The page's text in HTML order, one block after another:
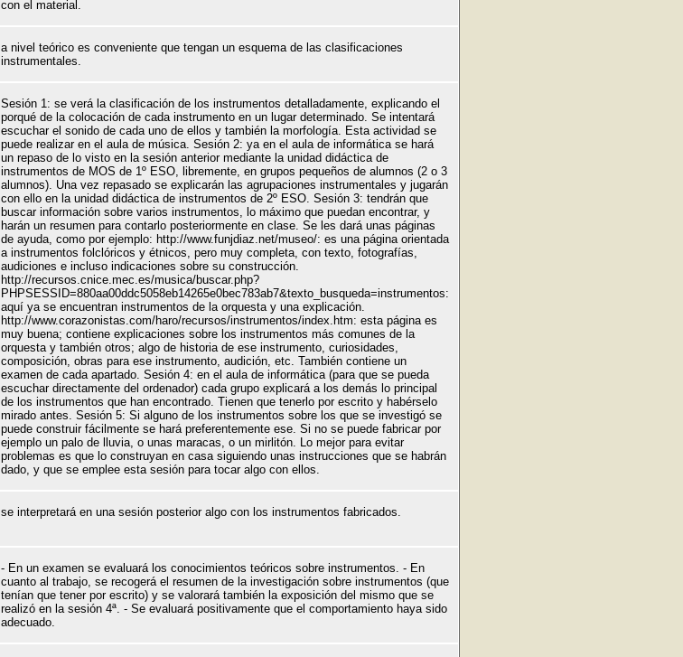
con el material.
a nivel teórico es conveniente que tengan un esquema de las clasificaciones
instrumentales.
Sesión 1: se verá la clasificación de los instrumentos detalladamente, explicando el
porqué de la colocación de cada instrumento en un lugar determinado. Se intentará
escuchar el sonido de cada uno de ellos y también la morfología. Esta actividad se
puede realizar en el aula de música. Sesión 2: ya en el aula de informática se hará
un repaso de lo visto en la sesión anterior mediante la unidad didáctica de
instrumentos de MOS de 1º ESO, libremente, en grupos pequeños de alumnos (2 o 3
alumnos). Una vez repasado se explicarán las agrupaciones instrumentales y jugarán
con ello en la unidad didáctica de instrumentos de 2º ESO. Sesión 3: tendrán que
buscar información sobre varios instrumentos, lo máximo que puedan encontrar, y
harán un resumen para contarlo posteriormente en clase. Se les dará unas páginas
de ayuda, como por ejemplo: http://www.funjdiaz.net/museo/: es una página orientada
a instrumentos folclóricos y étnicos, pero muy completa, con texto, fotografías,
audiciones e incluso indicaciones sobre su construcción.
http://recursos.cnice.mec.es/musica/buscar.php?
PHPSESSID=880aa00ddc5058eb14265e0bec783ab7&texto_busqueda=instrumentos:
aquí ya se encuentran instrumentos de la orquesta y una explicación.
http://www.corazonistas.com/haro/recursos/instrumentos/index.htm: esta página es
muy buena; contiene explicaciones sobre los instrumentos más comunes de la
orquesta y también otros; algo de historia de ese instrumento, curiosidades,
composición, obras para ese instrumento, audición, etc. También contiene un
examen de cada apartado. Sesión 4: en el aula de informática (para que se pueda
escuchar directamente del ordenador) cada grupo explicará a los demás lo principal
de los instrumentos que han encontrado. Tienen que tenerlo por escrito y habérselo
mirado antes. Sesión 5: Si alguno de los instrumentos sobre los que se investigó se
puede construir fácilmente se hará preferentemente ese. Si no se puede fabricar por
ejemplo un palo de lluvia, o unas maracas, o un mirlitón. Lo mejor para evitar
problemas es que lo construyan en casa siguiendo unas instrucciones que se habrán
dado, y que se emplee esta sesión para tocar algo con ellos.
se interpretará en una sesión posterior algo con los instrumentos fabricados.
- En un examen se evaluará los conocimientos teóricos sobre instrumentos. - En
cuanto al trabajo, se recogerá el resumen de la investigación sobre instrumentos (que
tenían que tener por escrito) y se valorará también la exposición del mismo que se
realizó en la sesión 4ª. - Se evaluará positivamente que el comportamiento haya sido
adecuado.